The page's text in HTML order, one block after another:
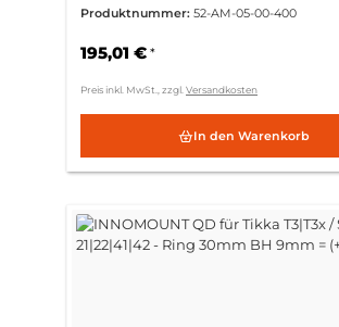
21|22|41|42 - Aimpoint Micro
Produktnummer: 52-AM-05-00-400
195,01 € *
Preis inkl. MwSt., zzgl.Versandkosten
In den Warenkorb